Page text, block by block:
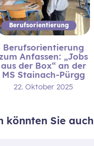
Berufsorientierung
Berufsorientierung
zum Anfassen: „Jobs
aus der Box“ an der
MS Stainach-Pürgg
22. Oktober 2025
könnten Sie